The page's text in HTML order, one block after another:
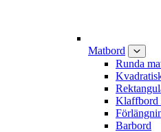
Matbord
Runda
Klaffbord
Barbord